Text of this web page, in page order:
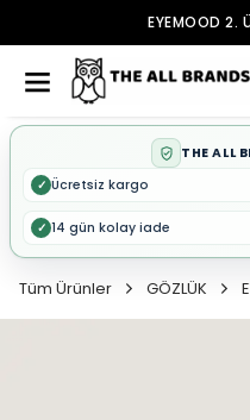
EYEMOOD 2.
THE ALL
✓ Ücretsiz kargo
✓ 14 gün kolay iade
Tüm Ürünler GÖZLÜK